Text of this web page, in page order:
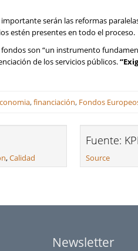
serán las reformas
estén presentes en todo el proceso.
fondos son “un instrumento
de los servicios públicos.
,financiación, Fondos
,Calidad
Fuente:
Source
Newsletter